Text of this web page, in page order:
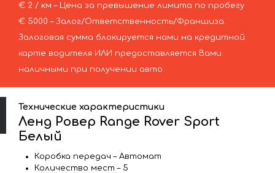
€ 2 / км – Цена за превышение лимита по пробегу
€ 5000 – Залог/Ответственность/Франшиза.
Залоговая сумма блокируется нами на кредитной
карте водителя ИЛИ предоставляется Вами
наличными при получении авто.
Технические характеристики
Ленд Ровер Range Rover Sport
Белый
Коробка передач – Автомат
Количество мест – 5